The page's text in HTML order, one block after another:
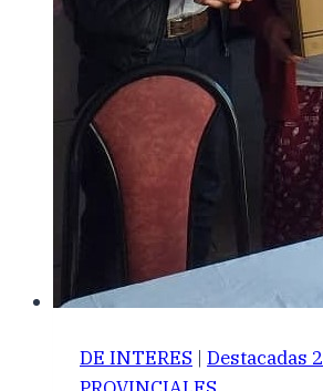
DE INTERES | Destacadas 2